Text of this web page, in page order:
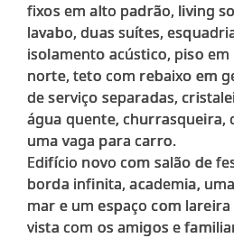
fixos em alto padrão, living
lavabo, duas suítes,
isolamento acústico, piso
norte, teto com rebaixo em
de serviço separadas,
água quente, churrasqueira,
uma vaga para carro.
Edifício novo com salão de
borda infinita, academia,
mar e um espaço com
vista com os amigos e